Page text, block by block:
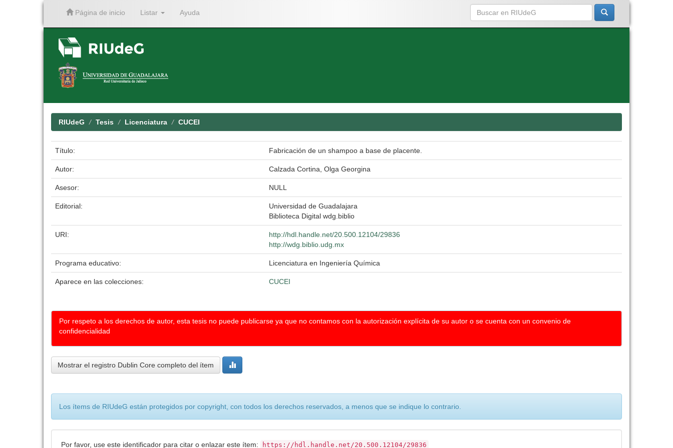
Página de inicio Listar Ayuda
RIUdeG Tesis Licenciatura CUCEI
Título: Fabricación de un shampoo a base de placente.
Autor: Calzada Cortina, Olga Georgina
Asesor: NULL
Editorial:
Universidad de Guadalajara
Biblioteca Digital wdg.biblio
URI:
http://hdl.handle.net/20.500.12104/29836
http://wdg.biblio.udg.mx
Programa educativo: Licenciatura en Ingeniería Química
Aparece en las colecciones: CUCEI
Por respeto a los derechos de autor, esta tesis no puede publicarse ya que no contamos con la autorización explícita de su autor o se cuenta con un convenio de
confidencialidad
Mostrar el registro Dublin Core completo del ítem
Los ítems de RIUdeG están protegidos por copyright, con todos los derechos reservados, a menos que se indique lo contrario.
Por favor, use este identificador para citar o enlazar este ítem: https://hdl.handle.net/20.500.12104/29836